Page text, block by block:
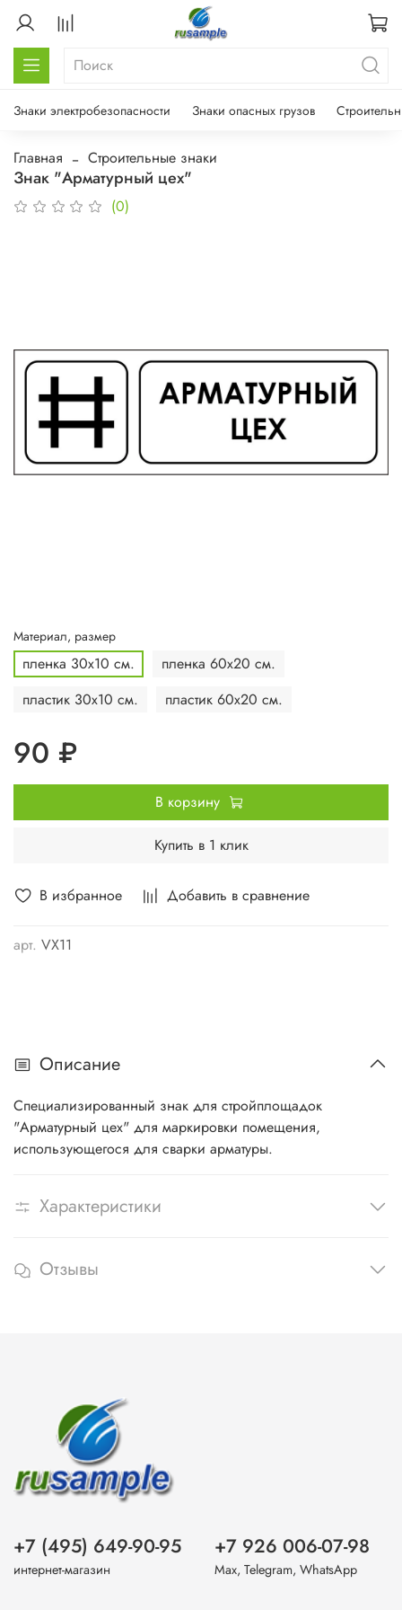
Знаки электробезопасности Знаки опасных грузов
Главная Строительные знаки
Знак "Арматурный цех"
(0)
В избранное Добавить в сравнение
арт. VX11
Материал, размер
пленка 30х10 см.
пленка 60х20 см.
пластик 30х10 см.
пластик 60х20 см.
90 ₽
В корзину
Купить в 1 клик
Описание
Специализированный знак для стройплощадок
"Арматурный цех" для маркировки помещения,
использующегося для сварки арматуры.
Характеристики
Отзывы
+7 (495) 649-90-95
интернет-магазин
+7 926 006-07-98
Max, Telegram, WhatsApp